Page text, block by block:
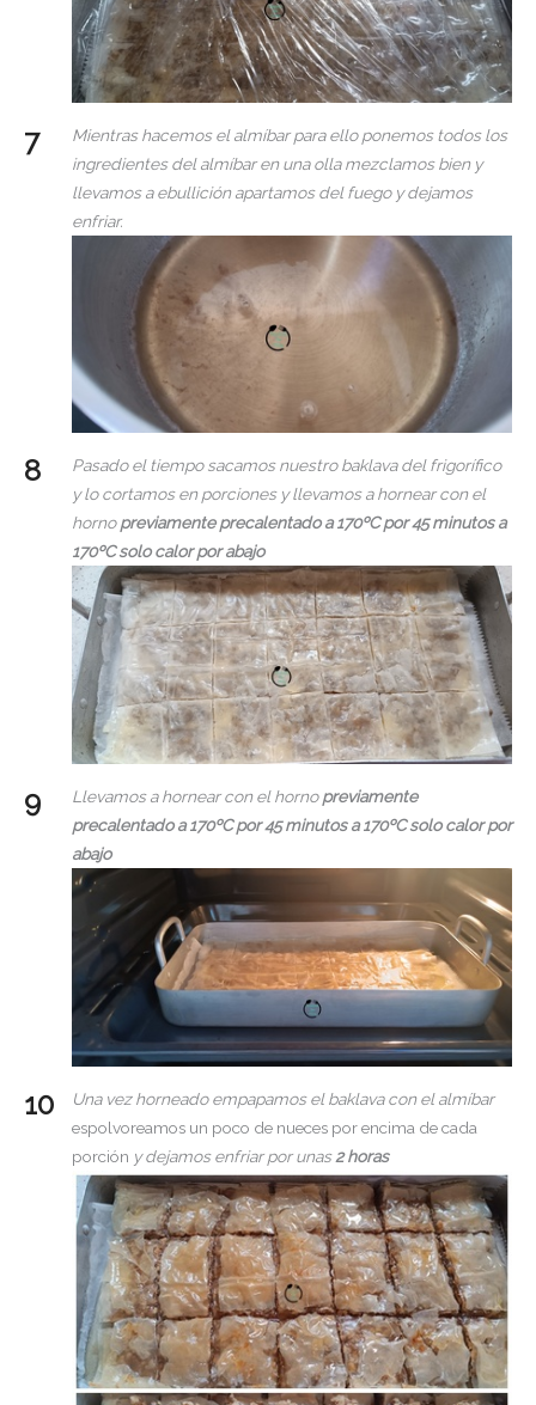
Mientras hacemos el almíbar para ello ponemos todos los
ingredientes del almíbar en una olla mezclamos bien y
llevamos a ebullición apartamos del fuego y dejamos
enfriar.
Pasado el tiempo sacamos nuestro baklava del frigorífico
y lo cortamos en porciones y llevamos a hornear con el
hornopreviamente precalentado a 170ºC por 45 minutos a
170ºC solo calor por abajo
Llevamos a hornear con el hornopreviamente
precalentado a 170ºC por 45 minutos a 170ºC solo calor por
abajo
Una vez horneado empapamos el baklava con el almíbar
espolvoreamos un poco de nueces por encima de cada
porción y dejamos enfriar por unas2 horas